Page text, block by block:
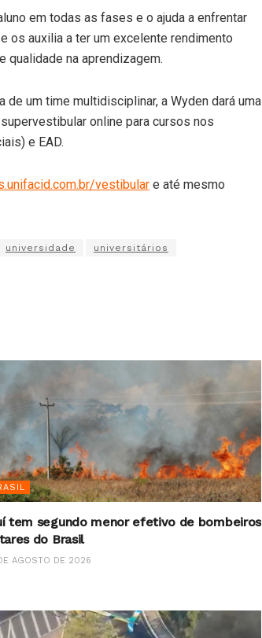
em todas as fases e o ajuda a enfrentar
os auxilia a ter um excelente rendimento
qualidade na aprendizagem.
de um time multidisciplinar, a Wyden dará uma
online para cursos nos
e EAD.
vestibular e até mesmo
universidade universitários
tem segundo menor efetivo de bombeiros
do Brasil
AGOSTO DE 2026